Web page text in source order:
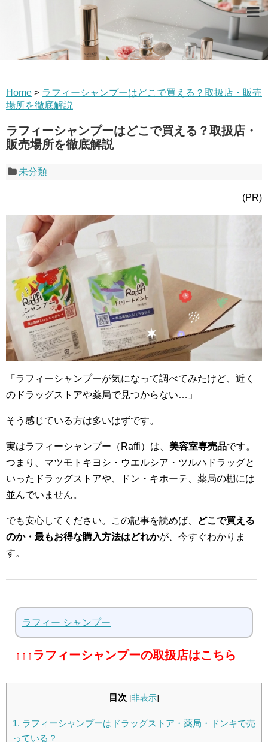
Home > ラフィーシャンプーはどこで買える？取扱店・販売
場所を徹底解説
ラフィーシャンプーはどこで買える？取扱店・
販売場所を徹底解説
未分類
(PR)
「ラフィーシャンプーが気になって調べてみたけど、近く
のドラッグストアや薬局で見つからない…」
そう感じている方は多いはずです。
実はラフィーシャンプー（Raffi）は、 美容室専売品です。
つまり、マツモトキヨシ・ウエルシア・ツルハドラッグと
いったドラッグストアや、ドン・キホーテ、薬局の棚には
並んでいません。
でも安心してください。この記事を読めば、
どこで買える
のか・最もお得な購入方法はどれかが、今すぐわかりま
す。
ラフィー シャンプー
↑↑↑ラフィーシャンプーの取扱店はこちら
目次 [非表示]
1. ラフィーシャンプーはドラッグストア・薬局・ドンキで売
っている？